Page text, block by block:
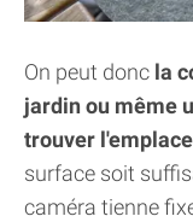
On peut donc la
jardin ou même
trouver
surface soit
caméra tienne